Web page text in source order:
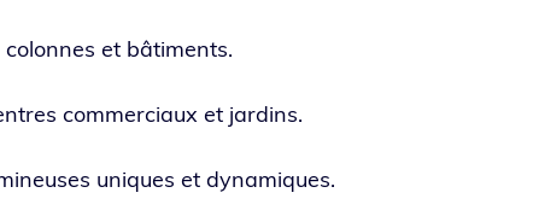
et bâtiments.
com­mer­ciaux et jardins.
uniques et dynamiques.